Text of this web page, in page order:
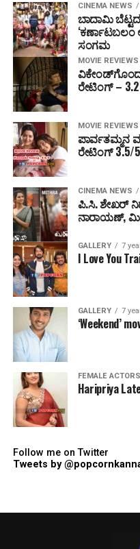
CINEMA NEWS
ಬಾದಾಮಿ
ಸಂಗಮ
MOVIE REVIEWS
ರೇಟಿಂಗ್ –
MOVIE REVIEWS
ಪಾರ್ವತಮ್ಮನ
ರೇಟಿಂಗ್ 3.5/5
CINEMA NEWS
ಪಿ.ಸಿ. ಶೇಖರ್
ನಾರಾಯಣ್,
GALLERY 7
I Love You
GALLERY 7
‘Weekend’
FEMALE ACTORS
Haripriya
Follow me on Twitter
Tweets by